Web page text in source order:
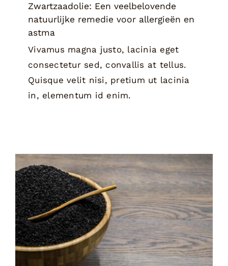
Zwartzaadolie: Een veelbelovende
natuurlijke remedie voor allergieën en
astma
Vivamus magna justo, lacinia eget
consectetur sed, convallis at tellus.
Quisque velit nisi, pretium ut lacinia
in, elementum id enim.
Zwartzaadolie: Een veelzijdig
schoonheidsgeheim voor een
stralende huid en glanzend haar
Tips & Tricks